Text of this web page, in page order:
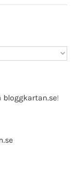
bloggkartan.se!